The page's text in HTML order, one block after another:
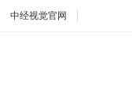
中经视觉官网